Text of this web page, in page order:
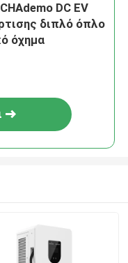
DC EV
διπλό όπλο
όχημα